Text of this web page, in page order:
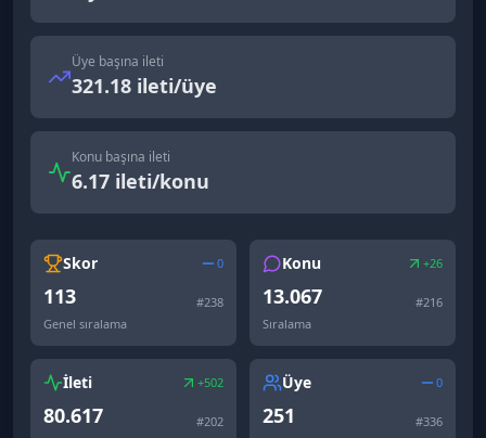
Üye başına ileti
321.18 ileti/üye
Konu başına ileti
6.17 ileti/konu
Skor 0
113 #238
Genel sıralama
Konu +26
13.067 #216
Sıralama
İleti +502
80.617 #202
Üye 0
251 #336